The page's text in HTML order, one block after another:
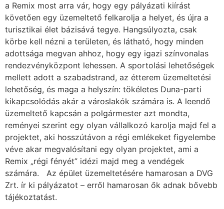
a Remix most arra vár, hogy egy pályázati kiírást
követően egy üzemeltető felkarolja a helyet, és újra a
turisztikai élet bázisává tegye. Hangsúlyozta, csak
körbe kell nézni a területen, és látható, hogy minden
adottsága megvan ahhoz, hogy egy igazi színvonalas
rendezvényközpont lehessen. A sportolási lehetőségek
mellett adott a szabadstrand, az étterem üzemeltetési
lehetőség, és maga a helyszín: tökéletes Duna-parti
kikapcsolódás akár a városlakók számára is. A leendő
üzemeltető kapcsán a polgármester azt mondta,
reményei szerint egy olyan vállalkozó karolja majd fel a
projektet, aki hosszútávon a régi emlékeket figyelembe
véve akar megvalósítani egy olyan projektet, ami a
Remix „régi fényét” idézi majd meg a vendégek
számára. Az épület üzemeltetésére hamarosan a DVG
Zrt. ír ki pályázatot – erről hamarosan ők adnak bővebb
tájékoztatást.